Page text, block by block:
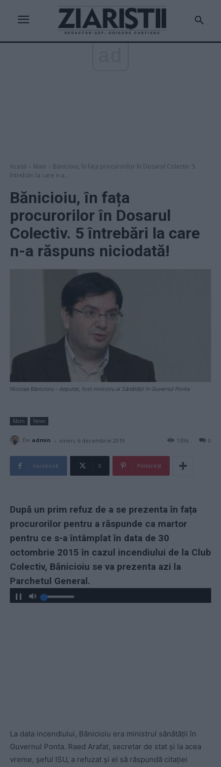
Acasă Main
Bănicioiu, în fața procurorilor în Dosarul Colectiv. 5
întrebări la care n-a...
Bănicioiu, în fața
procurorilor în Dosarul
Colectiv. 5 întrebări la care
n-a răspuns niciodată!
Nicolae Bănicioiu - deputat, fost ministru al Sănătății în Guvernul Ponta
Main News
De admin - vineri, 6 decembrie 2019 0
1396
Facebook X Pinterest
După un prim refuz de a se prezenta în fața
procurorilor pentru a răspunde ca martor
pentru ce s-a întâmplat în data de 30
octombrie 2015 în cazul incendiului de la Club
Colectiv, Bănicioiu se va prezenta azi la
Parchetul General.
La data incendiului, Bănicioiu era ministrul sănătății în
Guvernul Ponta. Raed Arafat, secretar de stat și la acea
vreme, șeful ISU, a refuzat și el să răspundă citației